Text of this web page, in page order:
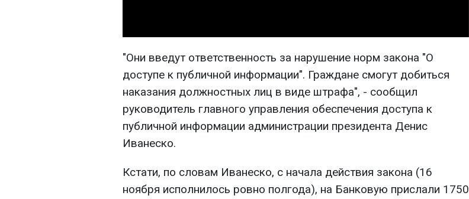
"Они введут ответственность за нарушение норм закона "О
доступе к публичной информации". Граждане смогут добиться
наказания должностных лиц в виде штрафа", - сообщил
руководитель главного управления обеспечения доступа к
публичной информации администрации президента Денис
Иванеско.
Кстати, по словам Иванеско, с начала действия закона (16
ноября исполнилось ровно полгода), на Банковую прислали 1750